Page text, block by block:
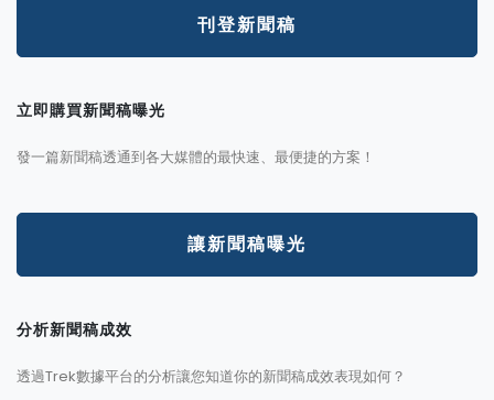
刊登新聞稿
立即購買新聞稿曝光
發一篇新聞稿透通到各大媒體的最快速、最便捷的方案！
讓新聞稿曝光
分析新聞稿成效
透過Trek數據平台的分析讓您知道你的新聞稿成效表現如何？